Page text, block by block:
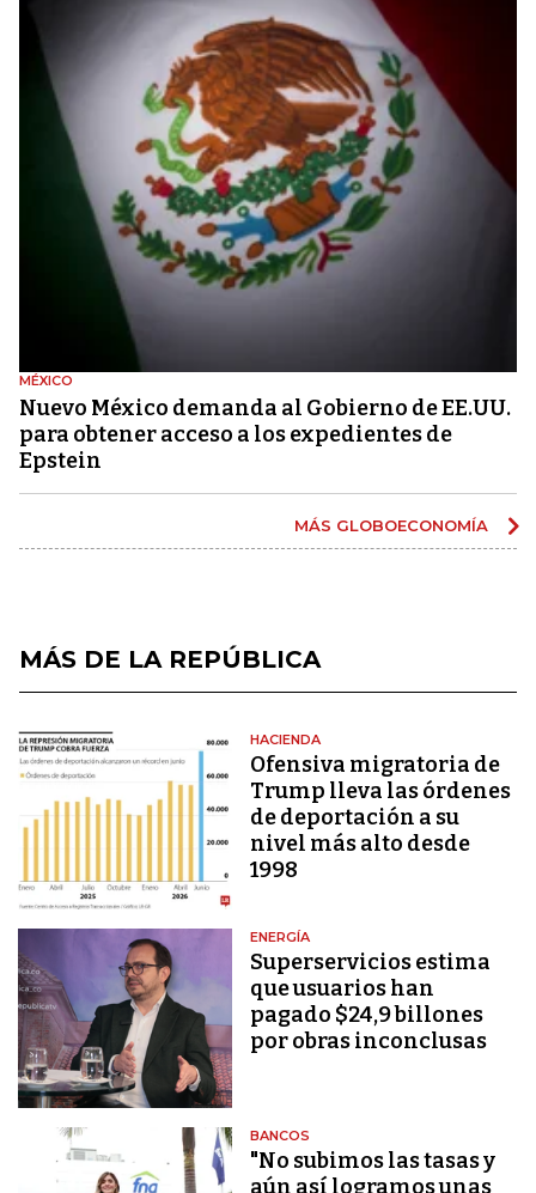
MÉXICO
Nuevo México demanda al Gobierno de EE.UU.
para obtener acceso a los expedientes de
Epstein
MÁS GLOBOECONOMÍA
MÁS DE LA REPÚBLICA
HACIENDA
Ofensiva migratoria de
Trump lleva las órdenes
de deportación a su
nivel más alto desde
1998
ENERGÍA
Superservicios estima
que usuarios han
pagado $24,9 billones
por obras inconclusas
BANCOS
"No subimos las tasas y
aún así logramos unas